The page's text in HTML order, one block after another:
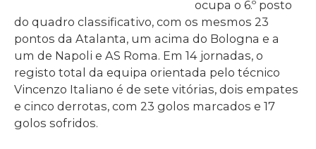
ocupa o 6.º posto
do quadro classificativo, com os mesmos 23
pontos da Atalanta, um acima do Bologna e a
um de Napoli e AS Roma. Em 14 jornadas, o
registo total da equipa orientada pelo técnico
Vincenzo Italiano é de sete vitórias, dois empates
e cinco derrotas, com 23 golos marcados e 17
golos sofridos.